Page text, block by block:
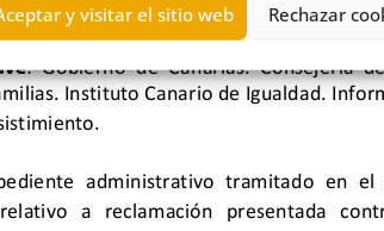
y visitar el sitio web Rechazar